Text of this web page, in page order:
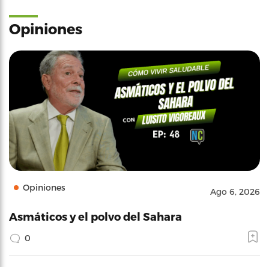
Opiniones
Opiniones Ago 6, 2026
Asmáticos y el polvo del Sahara
0